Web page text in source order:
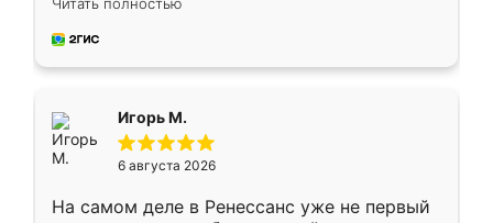
делу со всей ответственностью. Собрали
за день, ребята работали аккуратно, даже
Игорь М.
6 августа 2026
На самом деле в Ренессанс уже не первый